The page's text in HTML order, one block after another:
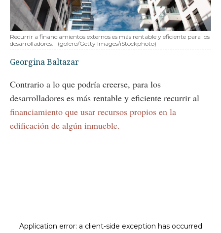
Recurrir a financiamientos externos es más rentable y eficiente para los
desarrolladores.
(golero/Getty Images/iStockphoto)
Georgina Baltazar
Contrario a lo que podría creerse, para los
desarrolladores es más rentable y eficiente recurrir al
financiamiento que usar recursos propios en la
edificación de algún inmueble.